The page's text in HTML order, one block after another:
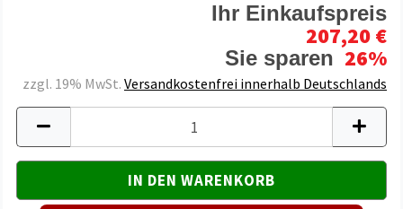
Ihr Einkaufspreis
207,20 €
Sie sparen 26%
zzgl. 19% MwSt. Versandkostenfrei innerhalb Deutschlands